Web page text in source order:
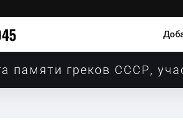
памяти греков СССР,